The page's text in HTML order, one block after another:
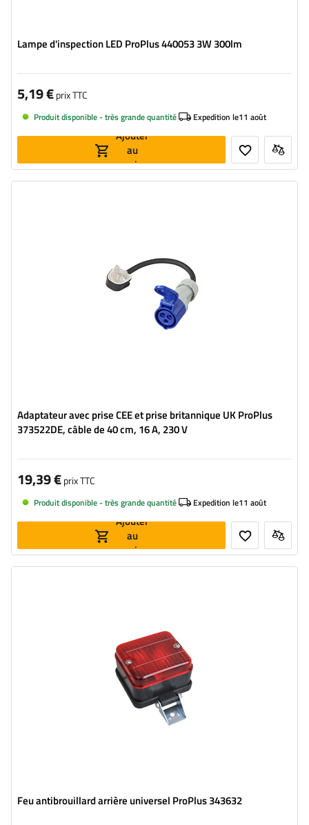
Lampe d'inspection LED ProPlus 440053 3W 300lm
5,19 €prix TTC
Produit disponible - très grande quantité Expedition le11 août
Ajouter
au
panier
Adaptateur avec prise CEE et prise britannique UK ProPlus
373522DE, câble de 40 cm, 16 A, 230 V
19,39 €prix TTC
Produit disponible - très grande quantité Expedition le11 août
Ajouter
au
panier
Feu antibrouillard arrière universel ProPlus 343632
le câble
Feu antibrouillard